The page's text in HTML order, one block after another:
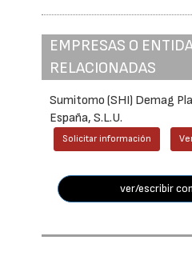
EMPRESAS O
RELACIONADAS
Sumitomo (SHI) Demag
España, S.L.U.
Solicitar información
ver/escribir